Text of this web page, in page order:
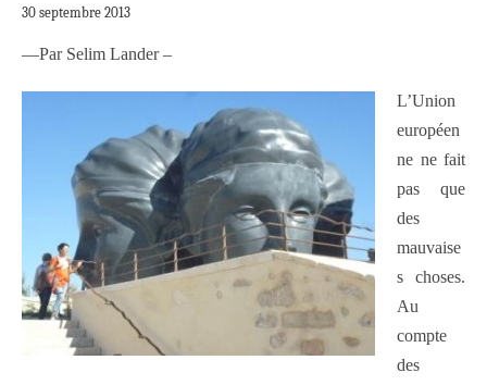
30 septembre 2013
—Par Selim Lander –
L’Union
européen
ne ne fait
pas que
des
mauvaise
s choses.
Au
compte
des